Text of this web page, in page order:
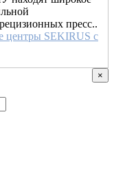
пресс..
центры SEKIRUS с
×